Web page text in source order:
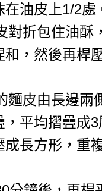
油皮上1/2處
對折包住油酥
和，然後再桿
麵皮由長邊兩
平均摺疊成3
成長方形，重